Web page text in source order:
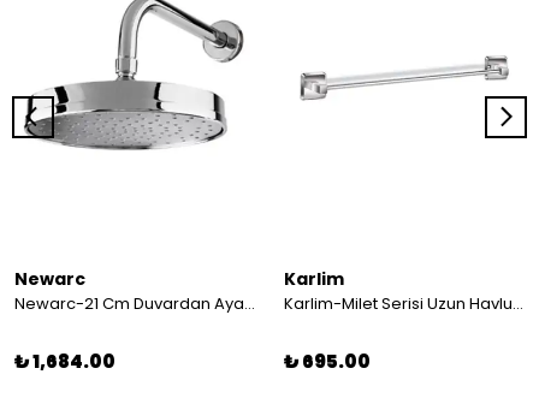
Newarc
Newarc-21 Cm Duvardan Ayarlı Duş Başlığı Krom 470511abs
₺ 1,684.00
Karlim
Karlim-Milet Serisi Uzun Havluluk 40 cm
₺ 695.00